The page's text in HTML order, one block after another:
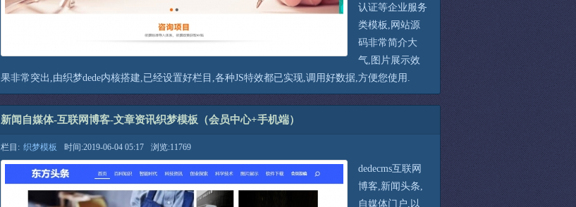
认证等企业服务
类模板,网站源
码非常简介大
气,图片展示效
果非常突出,由织梦dede内核搭建,已经设置好栏目,各种JS特效都已实现,调用好数据,方便您使用.
新闻自媒体-互联网博客-文章资讯织梦模板（会员中心+手机端）
栏目: 织梦模板 时间:2019-06-04 05:17 浏览:11769
dedecms互联网
博客,新闻头条,
自媒体门户,以